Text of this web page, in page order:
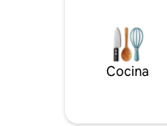
Cocina